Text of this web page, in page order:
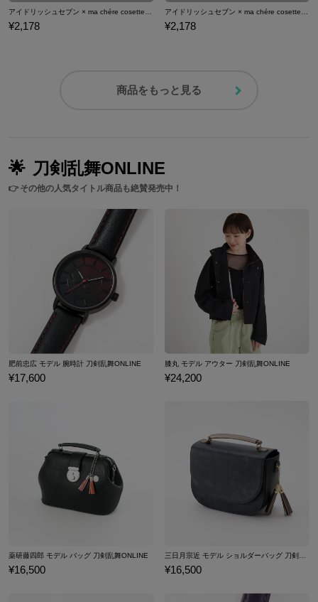
アイドリッシュセブン × ma chére cosette? 八乙女 楽 モデル ブレスレット アクセサリー
¥2,178
アイドリッシュセブン × ma chére cosette? ブレスレット 逢坂壮五 モデル
¥2,178
商品をもっと見る
🌟 刀剣乱舞ONLINE
👉その他の人気タイトル商品も絶賛発売中！
肥前忠広 モデル 腕時計 刀剣乱舞ONLINE
¥17,600
膝丸 モデル アウター 刀剣乱舞ONLINE
¥24,200
薬研藤四郎 モデル バッグ 刀剣乱舞ONLINE
¥16,500
三日月宗近 モデル ショルダーバッグ 刀剣乱舞ONLINE
¥16,500